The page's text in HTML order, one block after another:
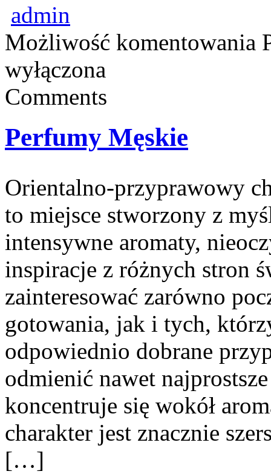
admin
Możliwość komentowania
wyłączona
Comments
Perfumy Męskie
Orientalno-przyprawowy
to miejsce stworzony z
intensywne aromaty,
inspiracje z różnych stron
zainteresować zarówno
gotowania, jak i tych,
odpowiednio dobrane
odmienić nawet
koncentruje się wokół
charakter jest znacznie
[…]